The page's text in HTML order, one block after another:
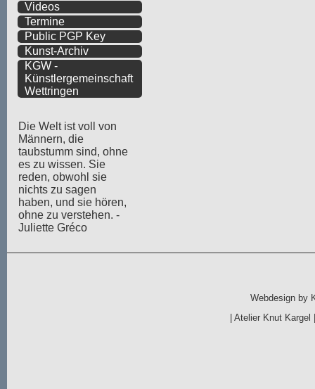
Videos
Termine
Public PGP Key
Kunst-Archiv
KGW -
Künstlergemeinschaft
Wettringen
Die Welt ist voll von
Männern, die
taubstumm sind, ohne
es zu wissen. Sie
reden, obwohl sie
nichts zu sagen
haben, und sie hören,
ohne zu verstehen. -
Juliette Gréco
Webdesign by
|Atelier Knut Kargel